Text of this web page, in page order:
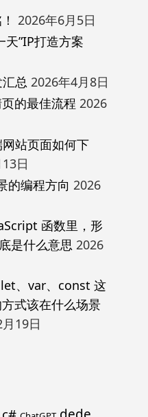
2026年6月5日
天”IP打造方案
总 2026年4月8日
的最佳流程 2026
站页面如何下
日
的编程方向 2026
函数里，形
是什么意思 2026
、var、const 这
式该在什么场景
19日